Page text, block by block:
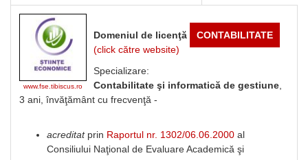
www.fse.tibiscus.ro
Domeniul de licenţă
CONTABILITATE
(click către website)
Specializare:
Contabilitate şi informatică de gestiune
3 ani, învăţământ cu frecvenţă -
acreditatprin Raportul nr. 1302/06.06.2000 al
Consiliului Naţional de Evaluare Academică şi